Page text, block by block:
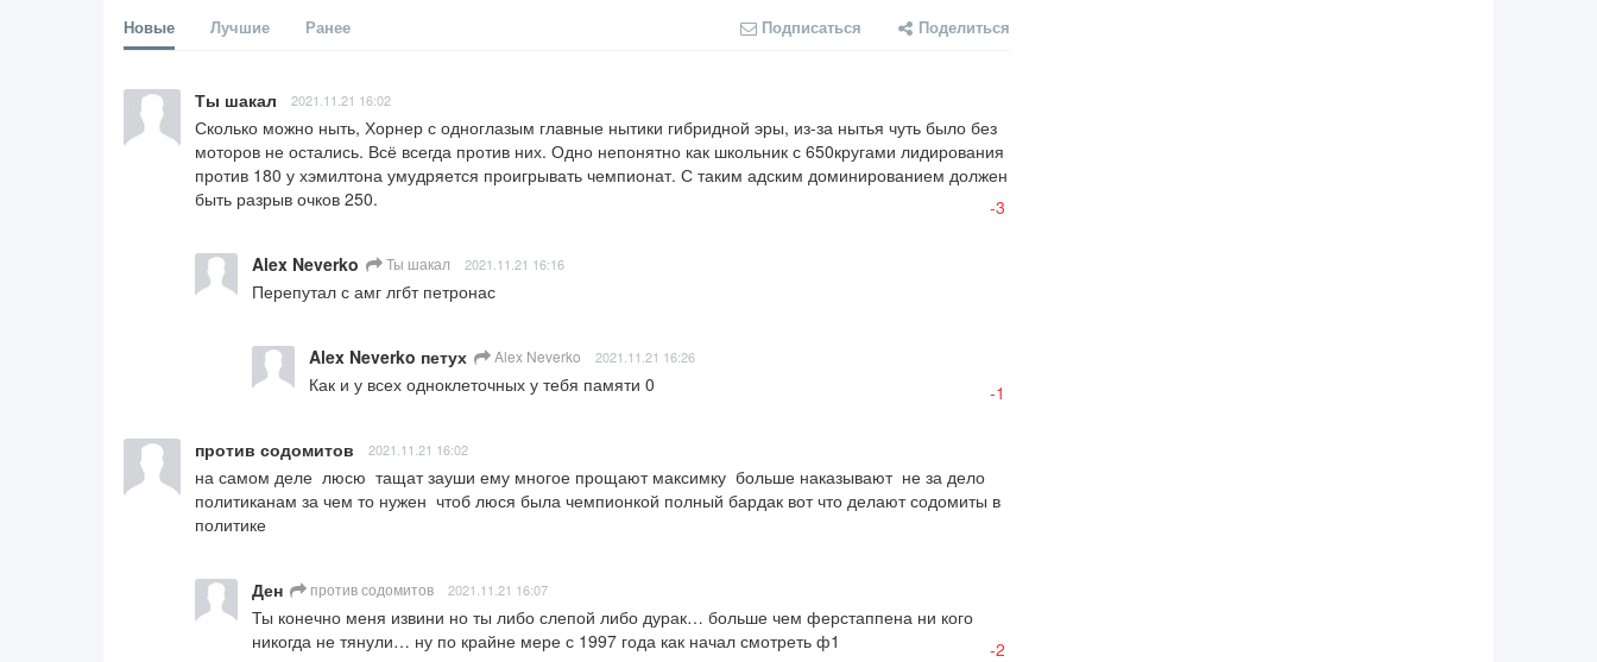
Новые Лучшие Ранее Подписаться Поделиться
Ты шакал 2021.11.21 16:02
Сколько можно ныть, Хорнер с одноглазым главные нытики гибридной эры, из-за нытья чуть было без
моторов не остались. Всё всегда против них. Одно непонятно как школьник с 650кругами лидирования
против 180 у хэмилтона умудряется проигрывать чемпионат. С таким адским доминированием должен
быть разрыв очков 250.
-3
Alex Neverko Ты шакал 2021.11.21 16:16
Перепутал с амг лгбт петронас
Alex Neverko петух Alex Neverko 2021.11.21 16:26
Как и у всех одноклеточных у тебя памяти 0 -1
против содомитов 2021.11.21 16:02
на самом деле  люсю  тащат зауши ему многое прощают максимку  больше наказывают  не за дело
политиканам за чем то нужен  чтоб люся была чемпионкой полный бардак вот что делают содомиты в
политике
Ден против содомитов 2021.11.21 16:07
Ты конечно меня извини но ты либо слепой либо дурак… больше чем ферстаппена ни кого
никогда не тянули… ну по крайне мере с 1997 года как начал смотреть ф1
-2